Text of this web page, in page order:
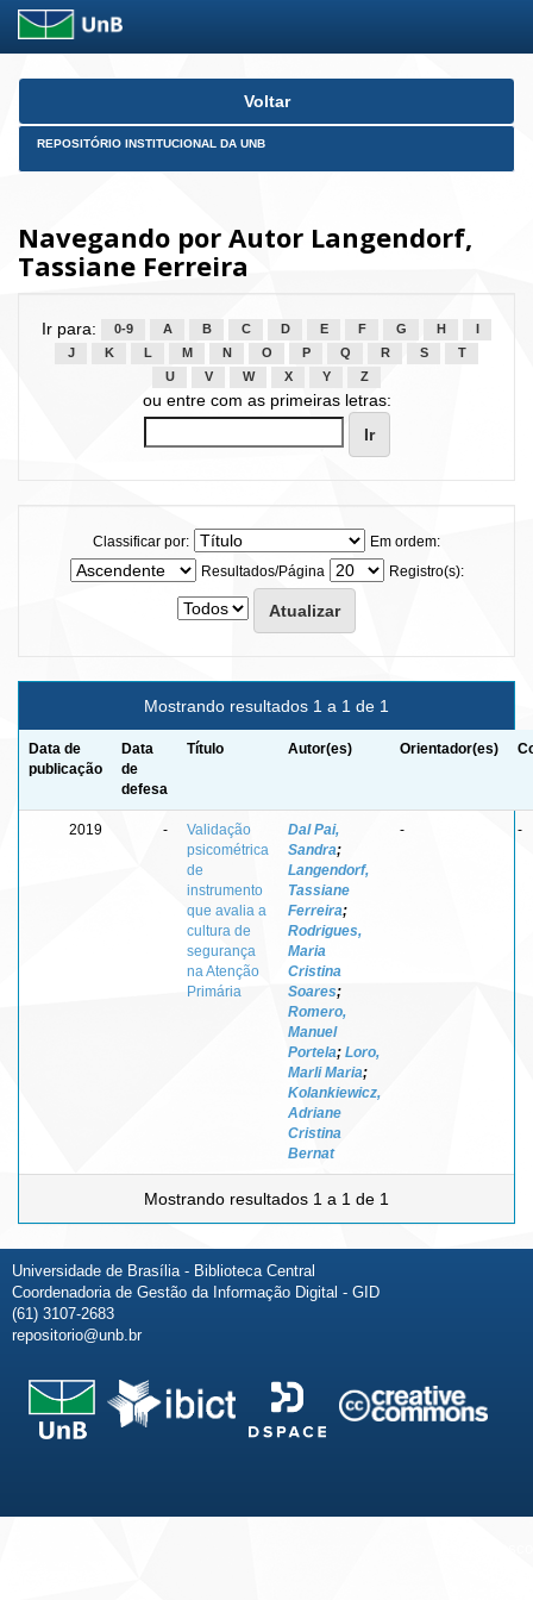
Skip
Voltar
REPOSITÓRIO INSTITUCIONAL DA UNB
Navegando por Autor Langendorf,
Tassiane Ferreira
Ir para: 0-9 A B C D E F G H
J
K L M N O P Q R S
T
U
V W X Y Z
ou entre com as primeiras letras:
Classificar por:
Em ordem:
Resultados/Página
Registro(s):
Mostrando resultados 1 a 1 de 1
Data de
publicação
Data
de
defesa
Título Autor(es) Orientador(es)
2019 -
Validação
psicométrica
de
instrumento
que avalia a
cultura de
segurança
na Atenção
Primária
Dal Pai,
Sandra;
Langendorf,
Tassiane
Ferreira;
Rodrigues,
Maria
Cristina
Soares;
Romero,
Manuel
Portela; Loro,
Marli Maria;
Kolankiewicz,
Adriane
Cristina
Bernat
- -
Mostrando resultados 1 a 1 de 1
Universidade de Brasília - Biblioteca Central
Coordenadoria de Gestão da Informação Digital - GID
(61) 3107-2683
repositorio@unb.br